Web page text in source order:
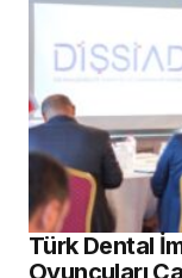
Türk Dental